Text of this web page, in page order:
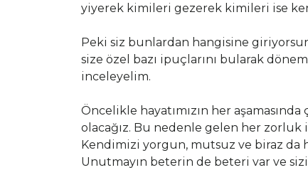
yiyerek kimileri gezerek kimileri ise
Peki siz bunlardan hangisine
size özel bazı ipuçlarını bularak
inceleyelim.
Öncelikle hayatımızın her
olacağız. Bu nedenle gelen her zorluk
Kendimizi yorgun, mutsuz ve biraz da
Unutmayın beterin de beteri var ve